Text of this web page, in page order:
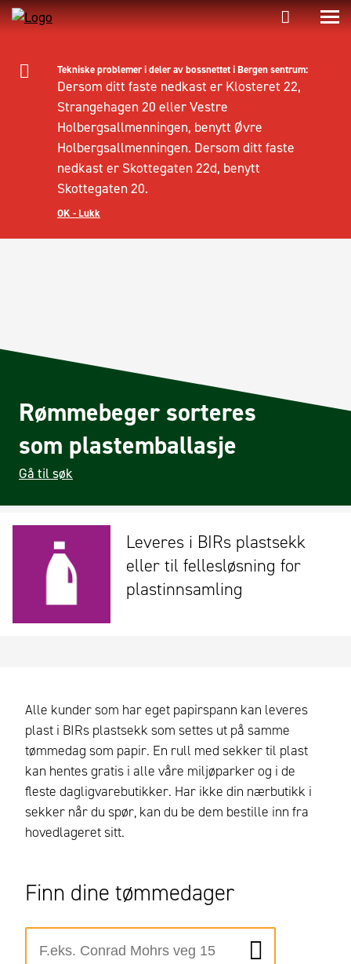
Tekniske problemer i deler av bossnettet i Bergen sentrum:
Dersom ditt faste nedkast er Klosteret 22,
Strangehagen 20 eller Vestre
Holbergsallmenningen, benytt Øvre
Holbergsallmenningen. Dersom ditt faste
nedkast er Skottegaten 22d, benytt
Skottegaten 20.
OK - Lukk
Rømmebeger sorteres
som plastemballasje
Gå til søk
Leveres i BIRs plastsekk
eller til fellesløsning for
plastinnsamling
Alle kunder som har eget papirspann kan leveres
plast i BIRs plastsekk som settes ut på samme
tømmedag som papir. En rull med sekker til plast
kan hentes gratis i alle våre miljøparker og i de
fleste dagligvarebutikker. Har ikke din nærbutikk i
sekker når du spør, kan du be dem bestille inn fra
hovedlageret sitt.
Finn dine tømmedager